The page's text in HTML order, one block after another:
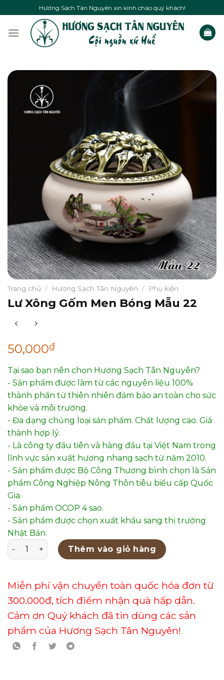
to
content
Hương Sạch Tân Nguyên xin kính chào quý khách!
Trang chủ / Hương Sạch Tân Nguyên / Phụ kiện
Lư Xông Gốm Men Bóng Mẫu 22
50,000₫
Tại sao bạn nên chọn Hương Sạch Tân Nguyên?
- Sản phẩm được làm từ các nguyên liệu 100%
thành phần từ thiên nhiên đảm bảo an toàn cho sức
khỏe và môi trường.
- Đa dạng chủng loại sản phẩm. Chất lượng cao. Giá
thành hợp lý.
- Là công ty đầu tiên và hàng đầu tại Việt Nam trong
lĩnh vực sản xuất hương nhang sạch từ năm 2010.
- Sản phẩm được Bộ Công Thương bình chọn là Sản
phẩm Công Nghiệp Nông Thôn tiêu biểu cấp Quốc
Gia.
- Sản phẩm OCOP 4 sao.
- Sản phẩm được chọn xuất khẩu sang thị trường
Nhật Bản.
Lư Xông Gốm Men Bóng Mẫu 22 số lượng
Thêm vào giỏ hàng
Miễn phí vận chuyển toàn quốc hóa đơn từ
300.000đ, tích điểm nhận quà hấp dẫn.
Cảm ơn Quý khách đã tin dùng các sản
phẩm của Hương Sạch Tân Nguyên!